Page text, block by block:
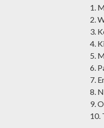
1.
2.
3.
4.
5.
6.
7.
8.
9.
10.